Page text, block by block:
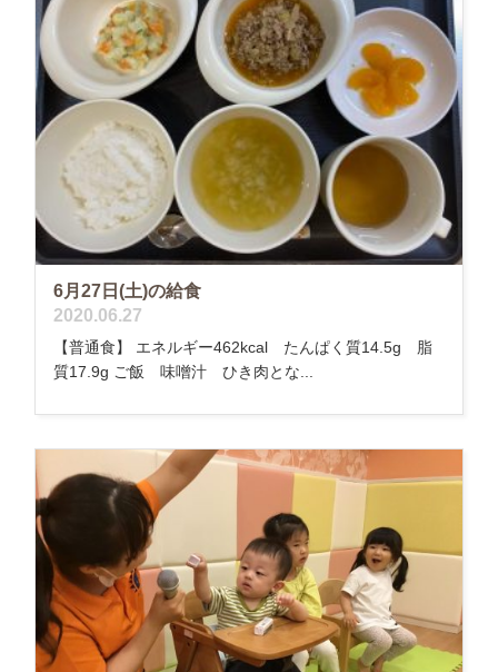
6月27日(土)の給食
2020.06.27
【普通食】 エネルギー462kcal たんぱく質14.5g 脂
質17.9g ご飯 味噌汁 ひき肉とな...